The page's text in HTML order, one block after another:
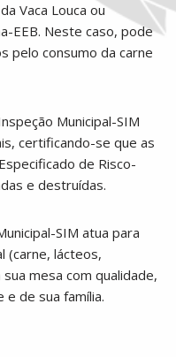
Vaca Louca ou
EEB. Neste caso, pode
pelo consumo da carne
Municipal-SIM
certificando-se que as
de Risco-
e destruídas.
SIM atua para
(carne, lácteos,
mesa com qualidade,
e de sua família.